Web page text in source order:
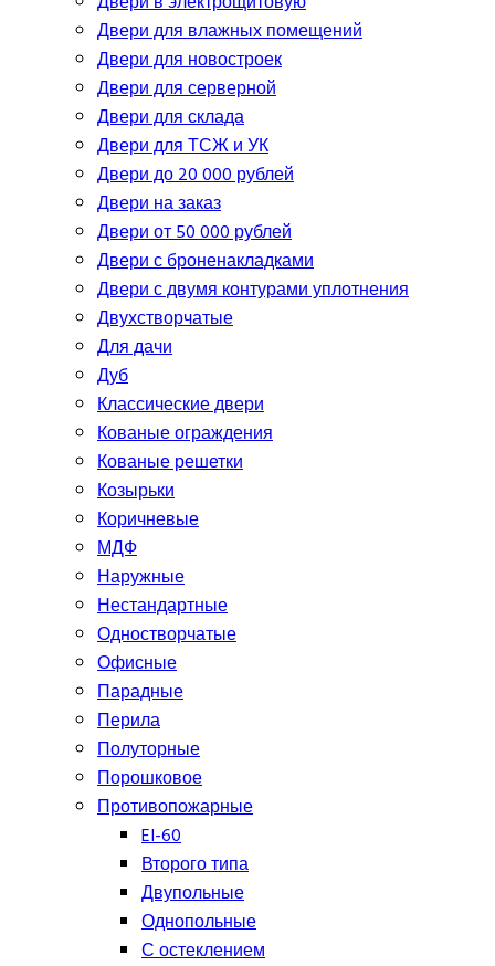
Двери для влажных помещений
Двери для новостроек
Двери для серверной
Двери для склада
Двери для ТСЖ и УК
Двери до 20 000 рублей
Двери на заказ
Двери от 50 000 рублей
Двери с броненакладками
Двери с двумя контурами уплотнения
Двухстворчатые
Для дачи
Дуб
Классические двери
Кованые ограждения
Кованые решетки
Козырьки
Коричневые
МДФ
Наружные
Нестандартные
Одностворчатые
Офисные
Парадные
Перила
Полуторные
Порошковое
Противопожарные
EI-60
Второго типа
Двупольные
Однопольные
С остеклением